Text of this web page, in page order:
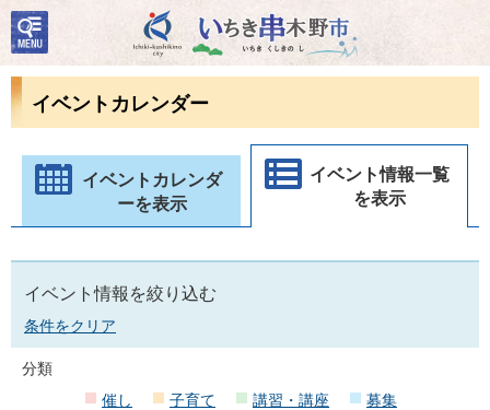
いちき串木野市
検
索・
共通
ューイベントカレンダー
イベントカレンダ
ーを表示
イベント情報一覧
を表示
イベント情報を絞り込む
条件をクリア
分類
催し
子育て 講習・講座
募集